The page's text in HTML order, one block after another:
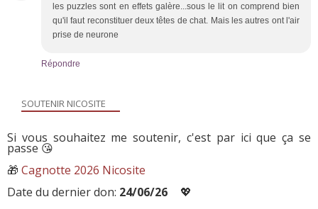
les puzzles sont en effets galère...sous le lit on comprend bien
qu'il faut reconstituer deux têtes de chat. Mais les autres ont l'air
prise de neurone
Répondre
SOUTENIR NICOSITE
Si vous souhaitez me soutenir, c'est par ici que ça se
passe 😘
🎁 Cagnotte 2026 Nicosite
Date du dernier don: 24/06/26 💖